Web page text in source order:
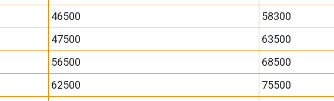
46500
58300
47500
63500
56500
68500
62500
75500